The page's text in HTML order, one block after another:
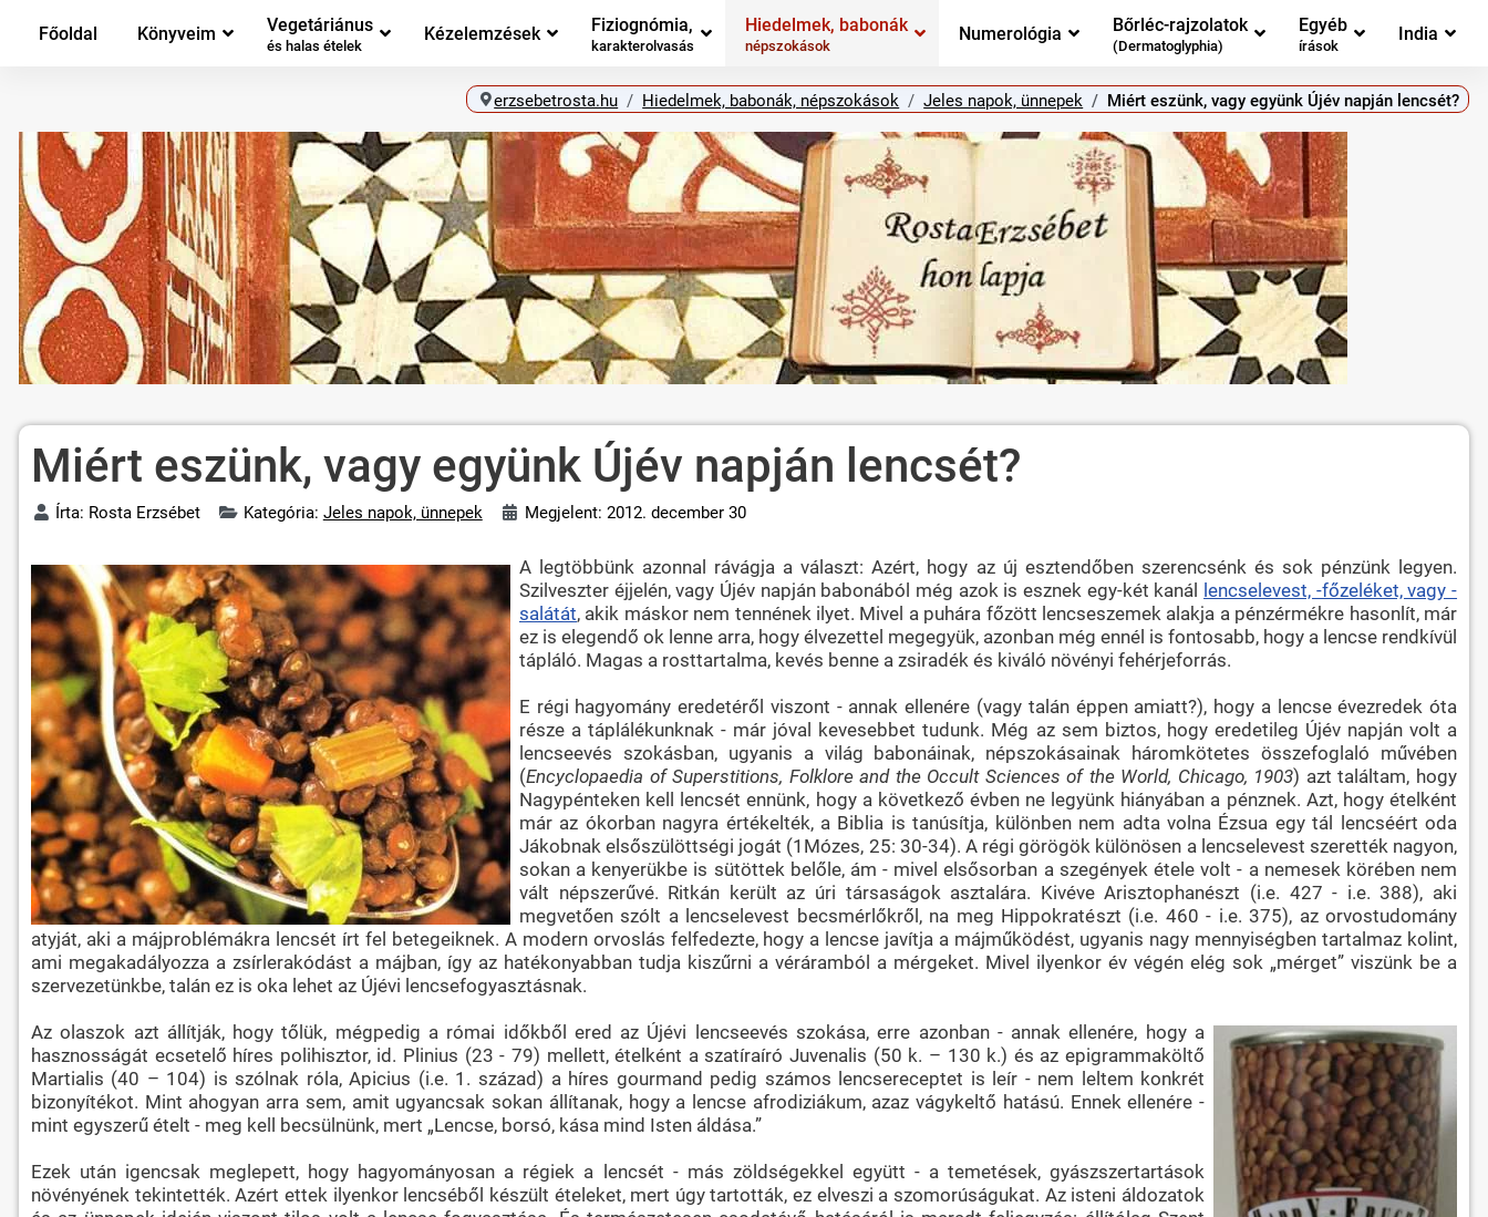
Főoldal Könyveim Vegetáriánus
és halas ételek
Kézelemzések Fiziognómia,
karakterolvasás
Hiedelmek, babonák
népszokások
Numerológia Bőrléc-rajzolatok
(Dermatoglyphia)
Egyéb
írások
India
erzsebetrosta.hu Hiedelmek, babonák, népszokások Jeles napok, ünnepek Miért eszünk, vagy együnk Újév napján lencsét?
Miért eszünk, vagy együnk Újév napján lencsét?
Írta: Rosta Erzsébet Kategória: Jeles napok, ünnepek Megjelent: 2012. december 30
A legtöbbünk azonnal rávágja a választ: Azért, hogy az új esztendőben szerencsénk és sok pénzünk legyen.
Szilveszter éjjelén, vagy Újév napján babonából még azok is esznek egy-két kanál lencselevest, -főzeléket, vagy -
salátát, akik máskor nem tennének ilyet. Mivel a puhára főzött lencseszemek alakja a pénzérmékre hasonlít, már
ez is elegendő ok lenne arra, hogy élvezettel megegyük, azonban még ennél is fontosabb, hogy a lencse rendkívül
tápláló. Magas a rosttartalma, kevés benne a zsiradék és kiváló növényi fehérjeforrás.
E régi hagyomány eredetéről viszont - annak ellenére (vagy talán éppen amiatt?), hogy a lencse évezredek óta
része a táplálékunknak - már jóval kevesebbet tudunk. Még az sem biztos, hogy eredetileg Újév napján volt a
lencseevés szokásban, ugyanis a világ babonáinak, népszokásainak háromkötetes összefoglaló művében
(Encyclopaedia of Superstitions, Folklore and the Occult Sciences of the World, Chicago, 1903) azt találtam, hogy
Nagypénteken kell lencsét ennünk, hogy a következő évben ne legyünk hiányában a pénznek. Azt, hogy ételként
már az ókorban nagyra értékelték, a Biblia is tanúsítja, különben nem adta volna Ézsua egy tál lencséért oda
Jákobnak elsőszülöttségi jogát (1Mózes, 25: 30-34). A régi görögök különösen a lencselevest szerették nagyon,
sokan a kenyerükbe is sütöttek belőle, ám - mivel elsősorban a szegények étele volt - a nemesek körében nem
vált népszerűvé. Ritkán került az úri társaságok asztalára. Kivéve Arisztophanészt (i.e. 427 - i.e. 388), aki
megvetően szólt a lencselevest becsmérlőkről, na meg Hippokratészt (i.e. 460 - i.e. 375), az orvostudomány
atyját, aki a májproblémákra lencsét írt fel betegeiknek. A modern orvoslás felfedezte, hogy a lencse javítja a májműködést, ugyanis nagy mennyiségben tartalmaz kolint,
ami megakadályozza a zsírlerakódást a májban, így az hatékonyabban tudja kiszűrni a véráramból a mérgeket. Mivel ilyenkor év végén elég sok „mérget” viszünk be a
szervezetünkbe, talán ez is oka lehet az Újévi lencsefogyasztásnak.
Az olaszok azt állítják, hogy tőlük, mégpedig a római időkből ered az Újévi lencseevés szokása, erre azonban - annak ellenére, hogy a
hasznosságát ecsetelő híres polihisztor, id. Plinius (23 - 79) mellett, ételként a szatíraíró Juvenalis (50 k. – 130 k.) és az epigrammaköltő
Martialis (40 – 104) is szólnak róla, Apicius (i.e. 1. század) a híres gourmand pedig számos lencsereceptet is leír - nem leltem konkrét
bizonyítékot. Mint ahogyan arra sem, amit ugyancsak sokan állítanak, hogy a lencse afrodiziákum, azaz vágykeltő hatású. Ennek ellenére -
mint egyszerű ételt - meg kell becsülnünk, mert „Lencse, borsó, kása mind Isten áldása.”
Ezek után igencsak meglepett, hogy hagyományosan a régiek a lencsét - más zöldségekkel együtt - a temetések, gyászszertartások
növényének tekintették. Azért ettek ilyenkor lencséből készült ételeket, mert úgy tartották, ez elveszi a szomorúságukat. Az isteni áldozatok